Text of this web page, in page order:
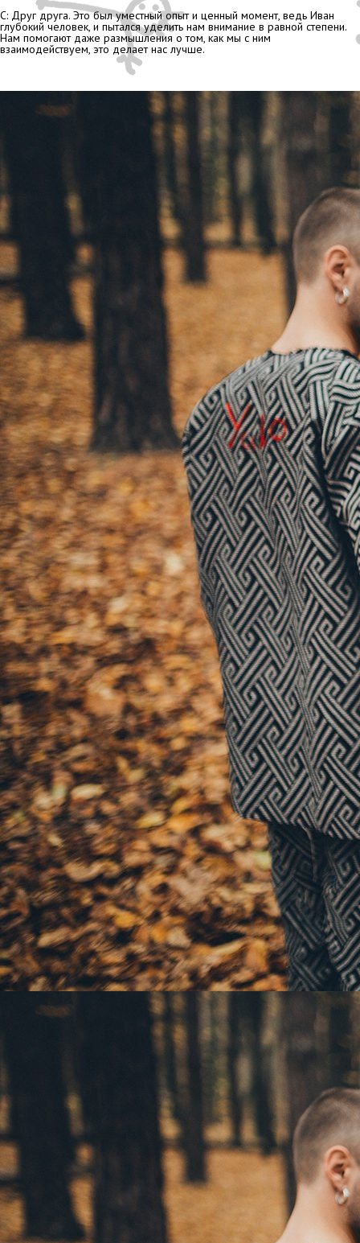
С: Друг друга. Это был уместный опыт и ценный момент, ведь Иван
глубокий человек, и пытался уделить нам внимание в равной степени.
Нам помогают даже размышления о том, как мы с ним
взаимодействуем, это делает нас лучше.